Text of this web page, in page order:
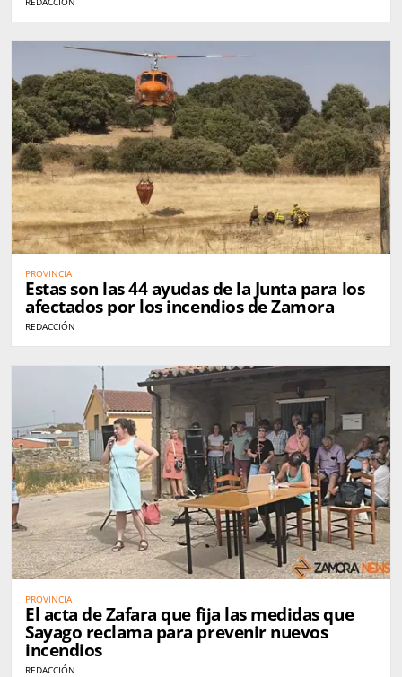
PROVINCIA
Estas son las 44 ayudas de la Junta para los
afectados por los incendios de Zamora
REDACCIÓN
PROVINCIA
El acta de Zafara que fija las medidas que
Sayago reclama para prevenir nuevos
incendios
REDACCIÓN